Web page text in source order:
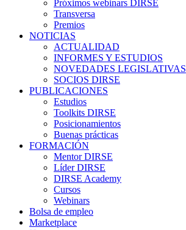
Próximos webinars DIRSE
Transversa
Premios
NOTICIAS
ACTUALIDAD
INFORMES Y ESTUDIOS
NOVEDADES LEGISLATIVAS
SOCIOS DIRSE
PUBLICACIONES
Estudios
Toolkits DIRSE
Posicionamientos
Buenas prácticas
FORMACIÓN
Mentor DIRSE
Líder DIRSE
DIRSE Academy
Cursos
Webinars
Bolsa de empleo
Marketplace